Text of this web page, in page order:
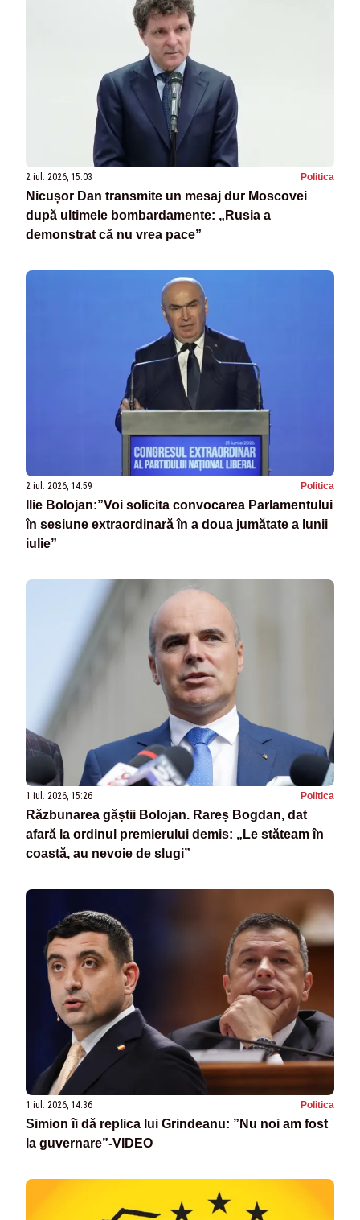
2 iul. 2026, 15:03 Politica
Nicușor Dan transmite un mesaj dur Moscovei
după ultimele bombardamente: „Rusia a
demonstrat că nu vrea pace”
2 iul. 2026, 14:59 Politica
Ilie Bolojan:”Voi solicita convocarea Parlamentului
în sesiune extraordinară în a doua jumătate a lunii
iulie”
1 iul. 2026, 15:26 Politica
Răzbunarea găștii Bolojan. Rareș Bogdan, dat
afară la ordinul premierului demis: „Le stăteam în
coastă, au nevoie de slugi”
1 iul. 2026, 14:36 Politica
Simion îi dă replica lui Grindeanu: ”Nu noi am fost
la guvernare”-VIDEO